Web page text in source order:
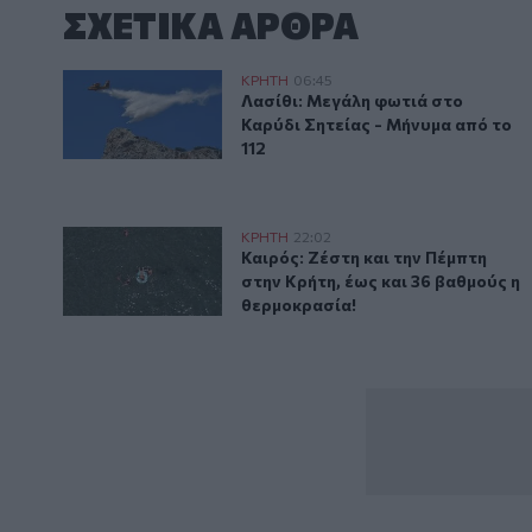
ΣΧΕΤΙΚA AΡΘΡΑ
Λασίθι: Μεγάλη φωτιά στο Καρύδι Σητείας - Μήνυμα
ΚΡΗΤΗ 06:45
Λασίθι: Μεγάλη φωτιά στο
Λασίθι: Μεγάλη φωτιά στο
Καρύδι Σητείας - Μήνυμα από το
112
Καιρός: Ζέστη και την Πέμπτη στην Κρήτη, έως και
ΚΡΗΤΗ 22:02
Καιρός: Ζέστη και την Πέμπτη
Καιρός: Ζέστη και την Πέμπτη
στην Κρήτη, έως και 36 βαθμούς η
θερμοκρασία!